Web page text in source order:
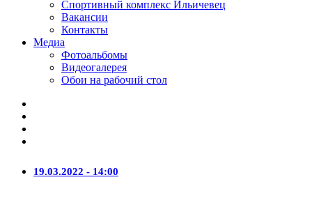
Спортивный комплекс Ильичевец
Вакансии
Контакты
Медиа
Фотоальбомы
Видеогалерея
Обои на рабочий стол
19.03.2022 - 14:00